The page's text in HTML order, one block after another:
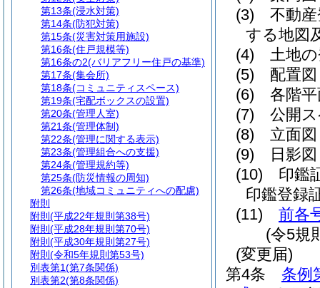
(3)
不動
する地図
(4)
土地
(5)
配置図
(6)
各階
(7)
公開
(8)
立面図
(9)
日影図
(10)
印鑑
印鑑登録
(11)
前各
(令5規
(変更届)
第4条
条例
第13条(浸水対策)
第14条(防犯対策)
第15条(災害対策用施設)
第16条(住戸規模等)
第16条の2(バリアフリー住戸の基準)
第17条(集会所)
第18条(コミュニティスペース)
第19条(宅配ボックスの設置)
第20条(管理人室)
第21条(管理体制)
第22条(管理に関する表示)
第23条(管理組合への支援)
第24条(管理規約等)
第25条(防災情報の周知)
第26条(地域コミュニティへの配慮)
附則
附則 (平成22年規則第38号)
附則 (平成28年規則第70号)
附則 (平成30年規則第27号)
附則 (令和5年規則第53号)
別表第1(第7条関係)
別表第2(第8条関係)